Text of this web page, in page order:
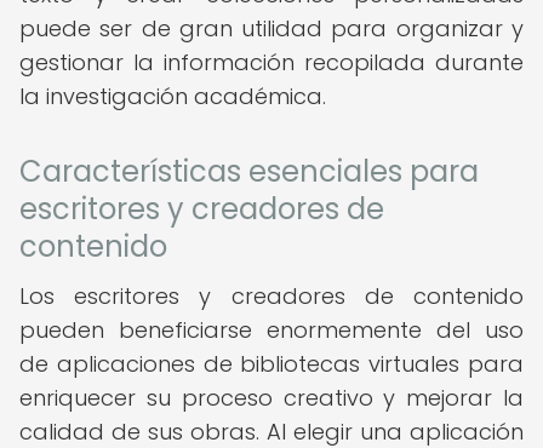
puede ser de gran utilidad para organizar y
gestionar la información recopilada durante
la investigación académica.
Características esenciales para
escritores y creadores de
contenido
Los escritores y creadores de contenido
pueden beneficiarse enormemente del uso
de aplicaciones de bibliotecas virtuales para
enriquecer su proceso creativo y mejorar la
calidad de sus obras. Al elegir una aplicación